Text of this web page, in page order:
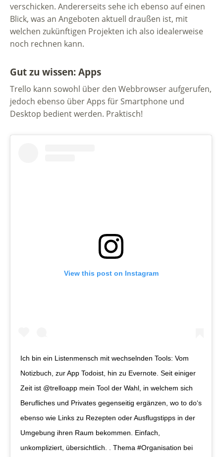
verschicken. Andererseits sehe ich ebenso auf einen
Blick, was an Angeboten aktuell draußen ist, mit
welchen zukünftigen Projekten ich also idealerweise
noch rechnen kann.
Gut zu wissen: Apps
Trello kann sowohl über den Webbrowser aufgerufen,
jedoch ebenso über Apps für Smartphone und
Desktop bedient werden. Praktisch!
View this post on Instagram
Ich bin ein Listenmensch mit wechselnden Tools: Vom
Notizbuch, zur App Todoist, hin zu Evernote. Seit einiger
Zeit ist @trelloapp mein Tool der Wahl, in welchem sich
Berufliches und Privates gegenseitig ergänzen, wo to do‘s
ebenso wie Links zu Rezepten oder Ausflugstipps in der
Umgebung ihren Raum bekommen. Einfach,
unkompliziert, übersichtlich. . Thema #Organisation bei